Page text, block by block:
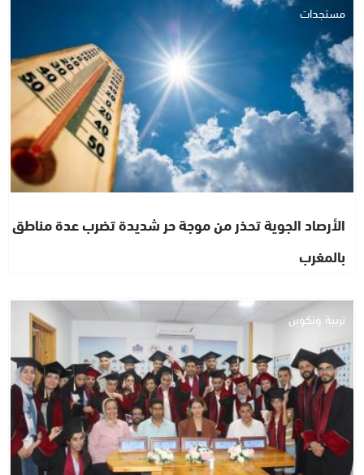
مستجدات
الأرصاد الجوية تحذر من موجة حر شديدة تضرب عدة مناطق
بالمغرب
تربية وتكوين